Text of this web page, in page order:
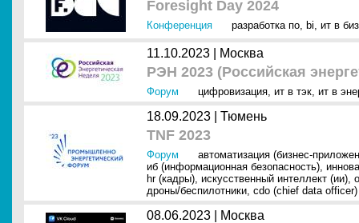
Foresight Day 2024
Конференция разработка по, bi, ит в
11.10.2023 | Москва
РЭН 2023 (Российская
Форум цифровизация, ит в тэк, ит в
18.09.2023 | Тюмень
TNF 2023
Форум
автоматизация (бизнес-
иб (информационная безопасность),
hr (кадры), искусственный интеллект (ии),
дроны/беспилотники, cdo (chief data officer)
08.06.2023 | Москва